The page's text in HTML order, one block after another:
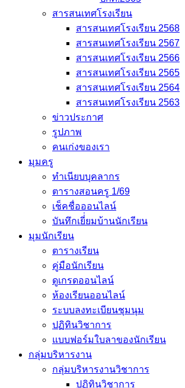
สารสนเทศโรงเรียน
สารสนเทศโรงเรียน 2568
สารสนเทศโรงเรียน 2567
สารสนเทศโรงเรียน 2566
สารสนเทศโรงเรียน 2565
สารสนเทศโรงเรียน 2564
สารสนเทศโรงเรียน 2563
ข่าวประกาศ
รูปภาพ
คนเก่งของเรา
มุมครู
ทำเนียบบุคลากร
ตารางสอนครู 1/69
เช็คชื่อออนไลน์
บันทึกเยี่่ยมบ้านนักเรียน
มุมนักเรียน
ตารางเรียน
คู่มือนักเรียน
ดูเกรดออนไลน์
ห้องเรียนออนไลน์
ระบบลงทะเบียนชุมนุม
ปฏิทินวิชาการ
แบบฟอร์มใบลาของนักเรียน
กลุ่มบริหารงาน
กลุ่มบริหารงานวิชาการ
ปฏิทินวิชาการ